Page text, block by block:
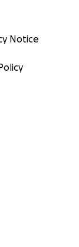
Notice